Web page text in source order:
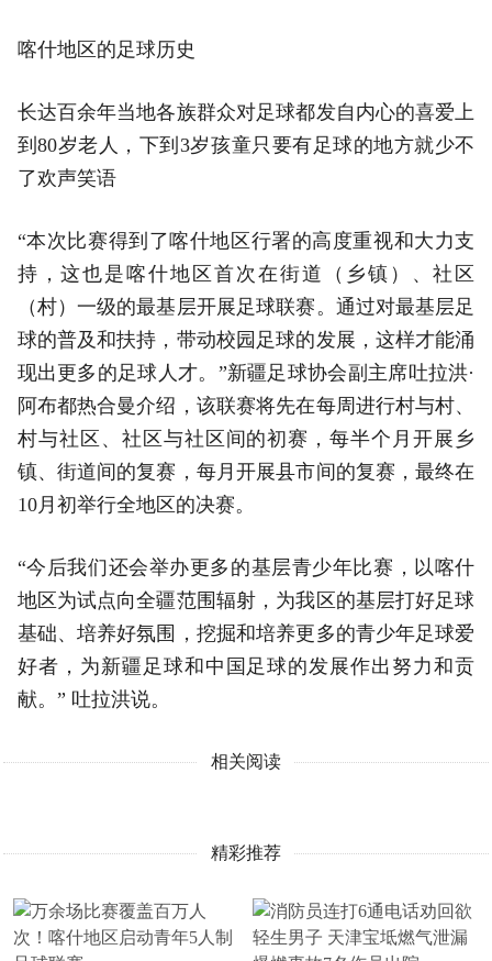
喀什地区的足球历史
长达百余年当地各族群众对足球都发自内心的喜爱上
到80岁老人，下到3岁孩童只要有足球的地方就少不
了欢声笑语
“本次比赛得到了喀什地区行署的高度重视和大力支
持，这也是喀什地区首次在街道（乡镇）、社区
（村）一级的最基层开展足球联赛。通过对最基层足
球的普及和扶持，带动校园足球的发展，这样才能涌
现出更多的足球人才。”新疆足球协会副 主席吐拉洪·
阿布都热合曼介绍，该联赛将先在每周进行村与村、
村与社区、社区与社区间的初赛，每半个月开展乡
镇、街道间的复赛，每月开展县市间的复赛，最终在
10月初举行全地区的决赛。
“今后我们还会举办更多的基层青少年比赛，以喀什
地区为试点向全疆范围辐射，为我区的基层打好足球
基础、培养好氛围，挖掘和培养更多的青少年足球爱
好者，为新疆足球和中国足球的发展作出努力和贡
献。” 吐拉洪说。
相关阅读
精彩推荐